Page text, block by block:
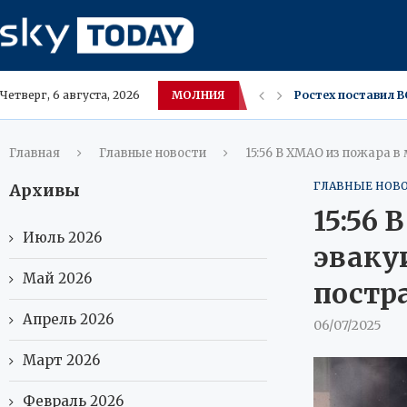
Четверг, 6 августа, 2026 МОЛНИЯ Мифы о сборке
Новый iPhone
В Амурской
Москва ожидает
Московские
Саванна и
Югра меняет
В ХМАО засняли
Главная Главные новости 15:56 В ХМАО из пожара в
ГЛАВНЫЕ
15:56
06/07/2025
Архивы
Июль 2026
Май 2026
Апрель 2026
Март 2026
Февраль 2026